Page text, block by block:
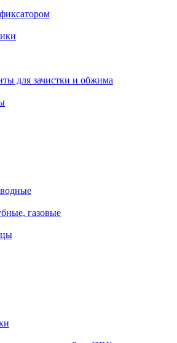
для зачистки и обжима
газовые